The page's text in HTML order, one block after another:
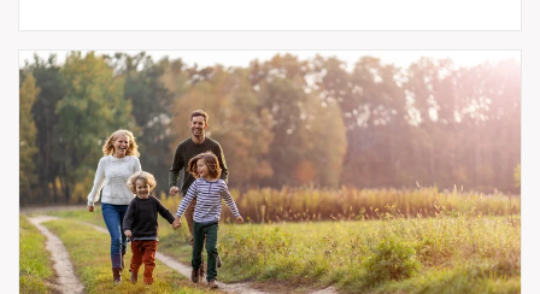
Listränta och snittränta – vad är skillnaden?